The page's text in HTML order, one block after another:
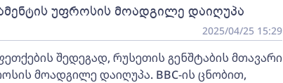
უფროსის მოადგილე დაიღუპა
2025/04/25 15:29
შედეგად, რუსეთის გენშტაბის მთავარი
მოადგილე დაიღუპა. BBC-ის ცნობით,